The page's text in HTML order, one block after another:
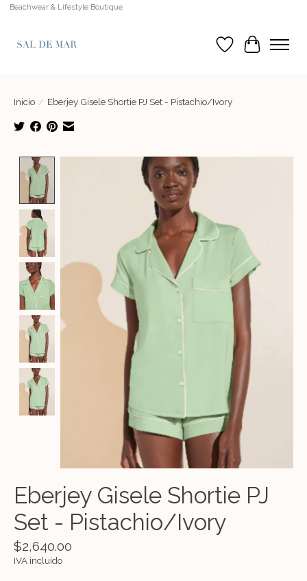
Beachwear & Lifestyle Boutique
Lista de deseos
Cesta
Inicio / Eberjey Gisele Shortie PJ Set - Pistachio/Ivory
Product image slideshow Items
Eberjey Gisele Shortie PJ
Set - Pistachio/Ivory
$2,640.00
IVA incluido